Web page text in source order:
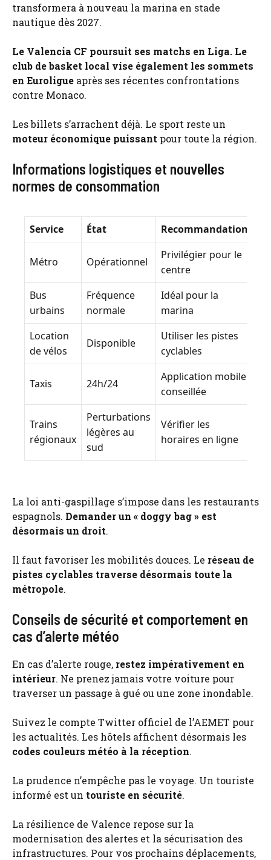
transformera à nouveau la marina en stade
nautique dès 2027.
Le Valencia CF poursuit ses matchs en Liga. Le
club de basket local vise également les sommets
en Euroligue après ses récentes confrontations
contre Monaco.
Les billets s’arrachent déjà. Le sport reste un
moteur économique puissant pour toute la région.
Informations logistiques et nouvelles
normes de consommation
Service État Recommandation
Métro Opérationnel
Privilégier pour le
centre
Bus
urbains
Fréquence
normale
Idéal pour la
marina
Location
de vélos
Disponible
Utiliser les pistes
cyclables
Taxis 24h/24
Application mobile
conseillée
Trains
régionaux
Perturbations
légères au
sud
Vérifier les
horaires en ligne
La loi anti-gaspillage s’impose dans les restaurants
espagnols. Demander un « doggy bag » est
désormais un droit.
Il faut favoriser les mobilités douces. Le réseau de
pistes cyclables traverse désormais toute la
métropole.
Conseils de sécurité et comportement en
cas d’alerte météo
En cas d’alerte rouge, restez impérativement en
intérieur. Ne prenez jamais votre voiture pour
traverser un passage à gué ou une zone inondable.
Suivez le compte Twitter officiel de l’AEMET pour
les actualités. Les hôtels affichent désormais les
codes couleurs météo à la réception.
La prudence n’empêche pas le voyage. Un touriste
informé est un touriste en sécurité.
La résilience de Valence repose sur la
modernisation des alertes et la sécurisation des
infrastructures. Pour vos prochains déplacements,